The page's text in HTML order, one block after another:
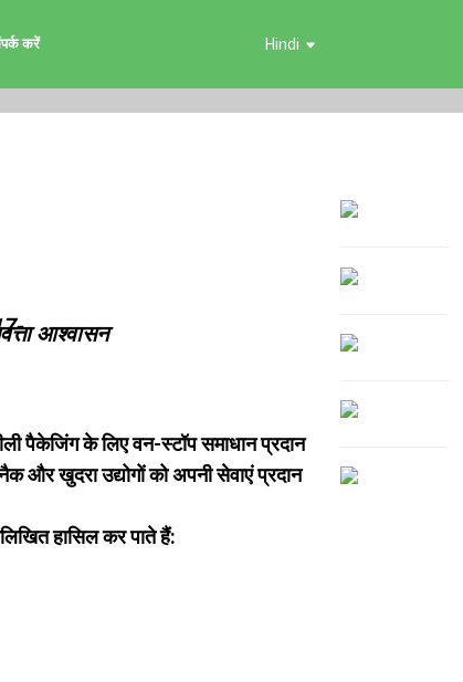
करें Hindi
आश्वासन
पैकेजिंग के लिए वन-स्टॉप समाधान प्रदान
और खुदरा उद्योगों को अपनी सेवाएं प्रदान
हासिल कर पाते हैं: